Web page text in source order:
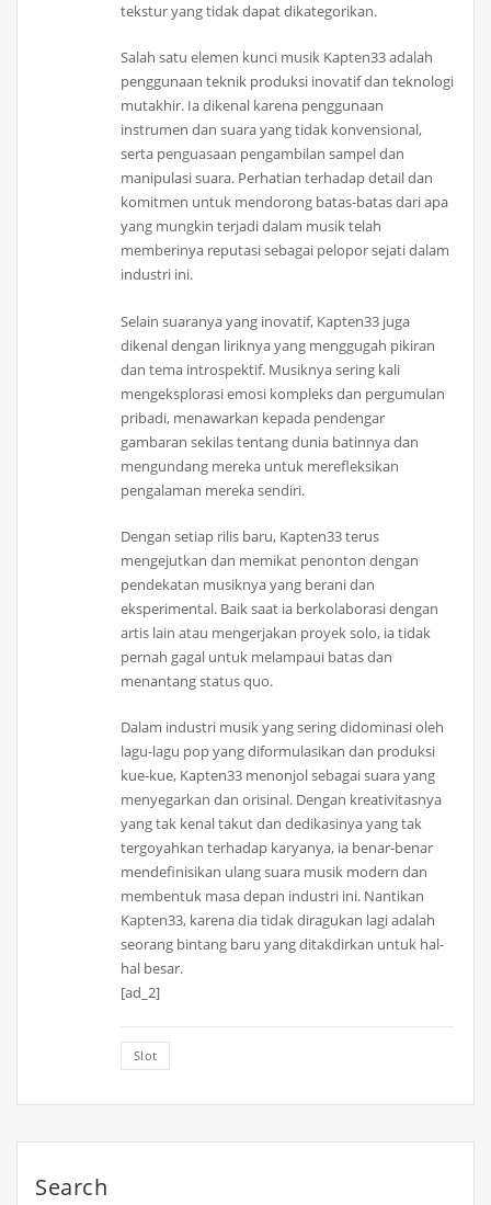
tekstur yang tidak dapat dikategorikan.
Salah satu elemen kunci musik Kapten33 adalah
penggunaan teknik produksi inovatif dan teknologi
mutakhir. Ia dikenal karena penggunaan
instrumen dan suara yang tidak konvensional,
serta penguasaan pengambilan sampel dan
manipulasi suara. Perhatian terhadap detail dan
komitmen untuk mendorong batas-batas dari apa
yang mungkin terjadi dalam musik telah
memberinya reputasi sebagai pelopor sejati dalam
industri ini.
Selain suaranya yang inovatif, Kapten33 juga
dikenal dengan liriknya yang menggugah pikiran
dan tema introspektif. Musiknya sering kali
mengeksplorasi emosi kompleks dan pergumulan
pribadi, menawarkan kepada pendengar
gambaran sekilas tentang dunia batinnya dan
mengundang mereka untuk merefleksikan
pengalaman mereka sendiri.
Dengan setiap rilis baru, Kapten33 terus
mengejutkan dan memikat penonton dengan
pendekatan musiknya yang berani dan
eksperimental. Baik saat ia berkolaborasi dengan
artis lain atau mengerjakan proyek solo, ia tidak
pernah gagal untuk melampaui batas dan
menantang status quo.
Dalam industri musik yang sering didominasi oleh
lagu-lagu pop yang diformulasikan dan produksi
kue-kue, Kapten33 menonjol sebagai suara yang
menyegarkan dan orisinal. Dengan kreativitasnya
yang tak kenal takut dan dedikasinya yang tak
tergoyahkan terhadap karyanya, ia benar-benar
mendefinisikan ulang suara musik modern dan
membentuk masa depan industri ini. Nantikan
Kapten33, karena dia tidak diragukan lagi adalah
seorang bintang baru yang ditakdirkan untuk hal-
hal besar.
[ad_2]
Slot
Search